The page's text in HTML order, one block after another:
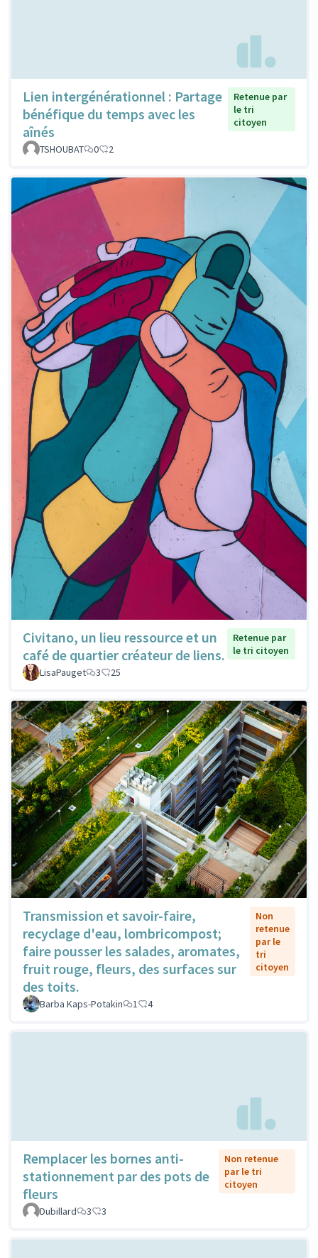
Lien intergénérationnel : Partage
bénéfique du temps avec les
aînés
Retenue par
le tri
citoyen
TSHOUBAT 0 2
Civitano, un lieu ressource et un
café de quartier créateur de liens.
Retenue par
le tri citoyen
LisaPauget
3 25
Transmission et savoir-faire,
recyclage d'eau, lombricompost;
faire pousser les salades, aromates,
fruit rouge, fleurs, des surfaces sur
des toits.
Non
retenue
par le
tri
citoyen
Barba Kaps-Potakin 1 4
Remplacer les bornes anti-
stationnement par des pots de
fleurs
Non retenue
par le tri
citoyen
Dubillard 3 3